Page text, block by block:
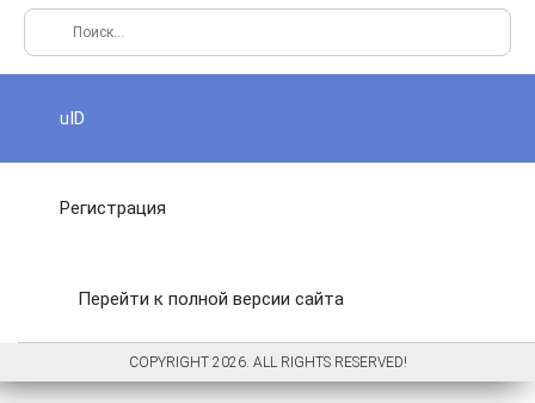
uID
Регистрация
Перейти к полной версии сайта
COPYRIGHT 2026. ALL RIGHTS RESERVED!